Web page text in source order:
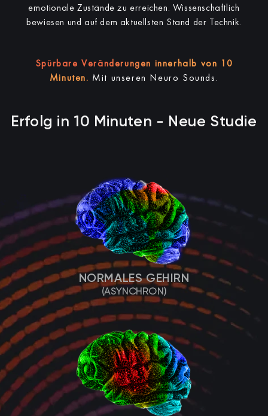
emotionale Zustände zu erreichen. Wissenschaftlich
bewiesen und auf dem aktuellsten Stand der Technik.
Spürbare Veränderungen innerhalb von 10
Minuten. Mit unseren Neuro Sounds.
Erfolg in 10 Minuten - Neue Studie
NORMALES GEHIRN
(ASYNCHRON)